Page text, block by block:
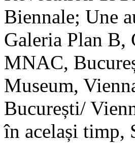
Biennale; Une
Galeria Plan
MNAC,
Museum,
București/
în același timp,